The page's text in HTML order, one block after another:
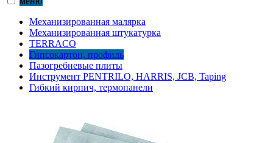
Механизированная малярка
Механизированная штукатурка
TERRACO
Гипсокартон, профиль
Пазогребневые плиты
Инструмент PENTRILO, HARRIS, JCB, Taping
Гибкий кирпич, термопанели